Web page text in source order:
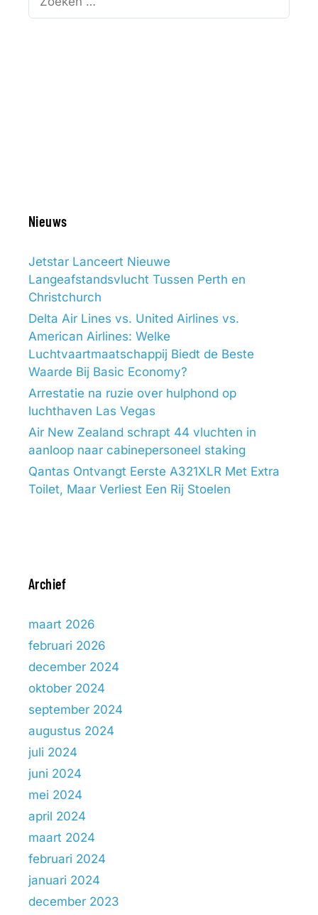
Nieuws
Jetstar Lanceert Nieuwe
Langeafstandsvlucht Tussen Perth en
Christchurch
Delta Air Lines vs. United Airlines vs.
American Airlines: Welke
Luchtvaartmaatschappij Biedt de Beste
Waarde Bij Basic Economy?
Arrestatie na ruzie over hulphond op
luchthaven Las Vegas
Air New Zealand schrapt 44 vluchten in
aanloop naar cabinepersoneel staking
Qantas Ontvangt Eerste A321XLR Met Extra
Toilet, Maar Verliest Een Rij Stoelen
Archief
maart 2026
februari 2026
december 2024
oktober 2024
september 2024
augustus 2024
juli 2024
juni 2024
mei 2024
april 2024
maart 2024
februari 2024
januari 2024
december 2023